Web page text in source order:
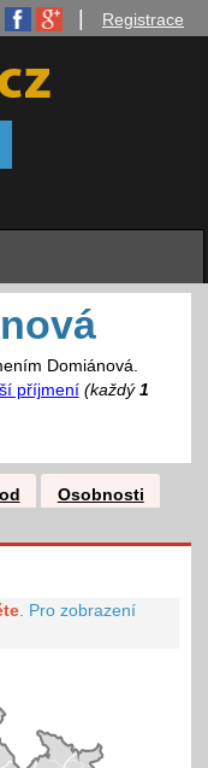
Registrace
Domiánová.
příjmení (každý 1
Osobnosti
Pro zobrazení